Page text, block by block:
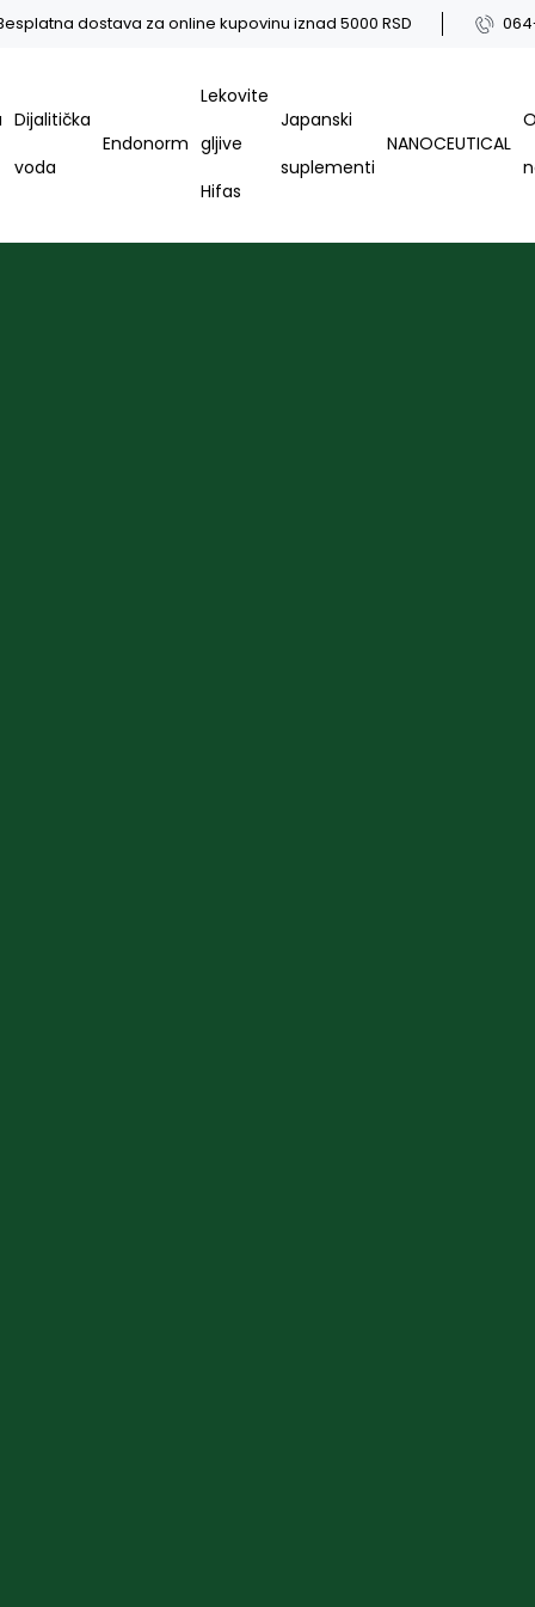
dostava za online kupovinu iznad 5000 RSD
Dijalitička
voda
Endonorm
Lekovite
gljive
Hifas
Japanski
suplementi
NANOCEUTICAL